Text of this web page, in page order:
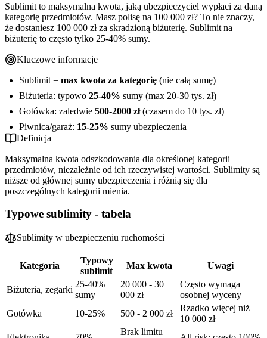
Sublimit to maksymalna kwota, jaką ubezpieczyciel wypłaci za daną
kategorię przedmiotów. Masz polisę na 100 000 zł? To nie znaczy,
że dostaniesz 100 000 zł za skradzioną biżuterię. Sublimit na
biżuterię to często tylko 25-40% sumy.
Kluczowe informacje
Sublimit = max kwota za kategorię (nie całą sumę)
Biżuteria: typowo 25-40% sumy (max 20-30 tys. zł)
Gotówka: zaledwie 500-2000 zł(czasem do 10 tys. zł)
Piwnica/garaż: 15-25% sumy ubezpieczenia
Definicja
Maksymalna kwota odszkodowania dla określonej kategorii
przedmiotów, niezależnie od ich rzeczywistej wartości. Sublimity są
niższe od głównej sumy ubezpieczenia i różnią się dla
poszczególnych kategorii mienia.
Typowe sublimity - tabela
Sublimity w ubezpieczeniu ruchomości
Kategoria
Typowy
sublimit
Max kwota Uwagi
Biżuteria, zegarki
25-40%
sumy
20 000 - 30
000 zł
Często wymaga
osobnej wyceny
Gotówka
10-25% 500 - 2 000 zł
Rzadko więcej niż
10 000 zł
Brak limitu